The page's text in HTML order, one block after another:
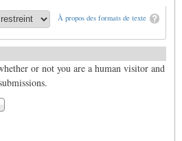
À propos des formats de texte
or not you are a human visitor and